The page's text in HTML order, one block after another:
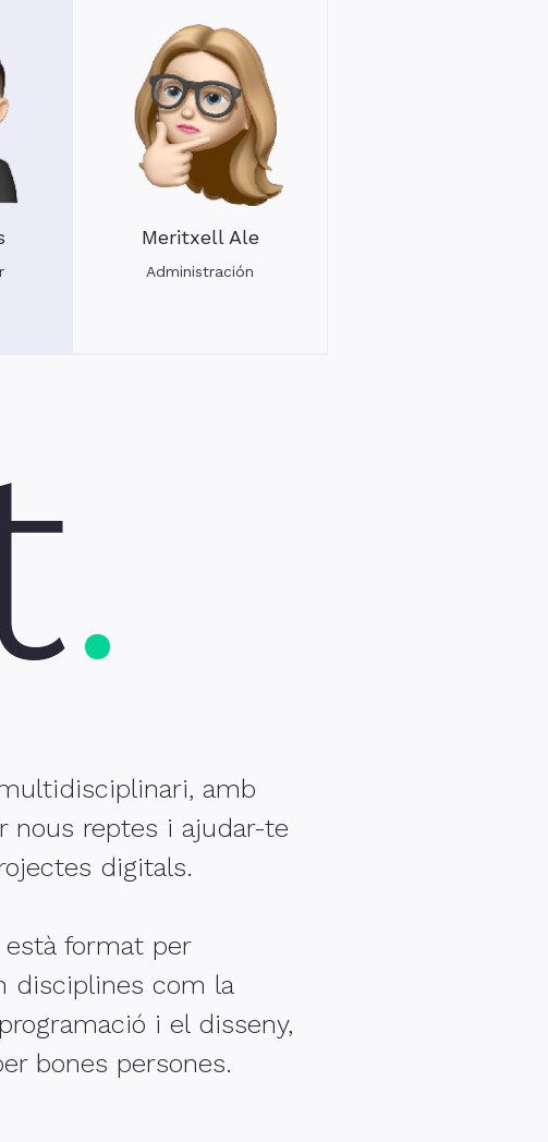
amb
nous reptes i ajudar-te
digitals.
format per
disciplines com la
i el disseny,
bones persones.
Meritxell Ale
Administración